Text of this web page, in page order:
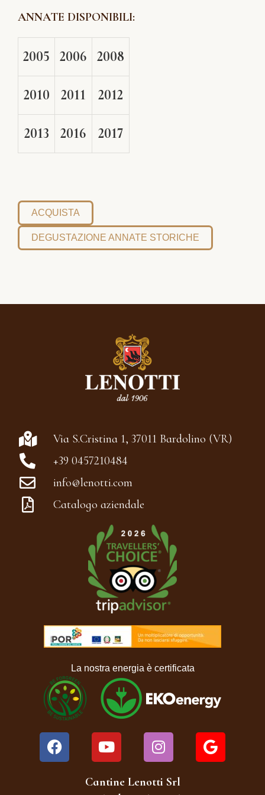
ANNATE DISPONIBILI:
2005 2006 2008
2010 2011 2012
2013 2016 2017
ACQUISTA
DEGUSTAZIONE ANNATE STORICHE
Via S.Cristina 1, 37011 Bardolino (VR)
+39 0457210484
info@lenotti.com
Catalogo aziendale
La nostra energia ècertificata
Cantine Lenotti Srl